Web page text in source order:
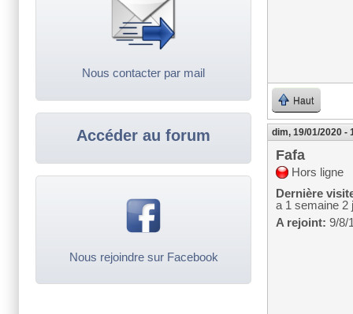
Haut
dim, 19/01/2020 -
Fafa
Hors ligne
Dernière
a 1 semaine 2
A rejoint: 9/8/
Nous contacter par mail
Accéder au forum
Nous rejoindre sur Facebook